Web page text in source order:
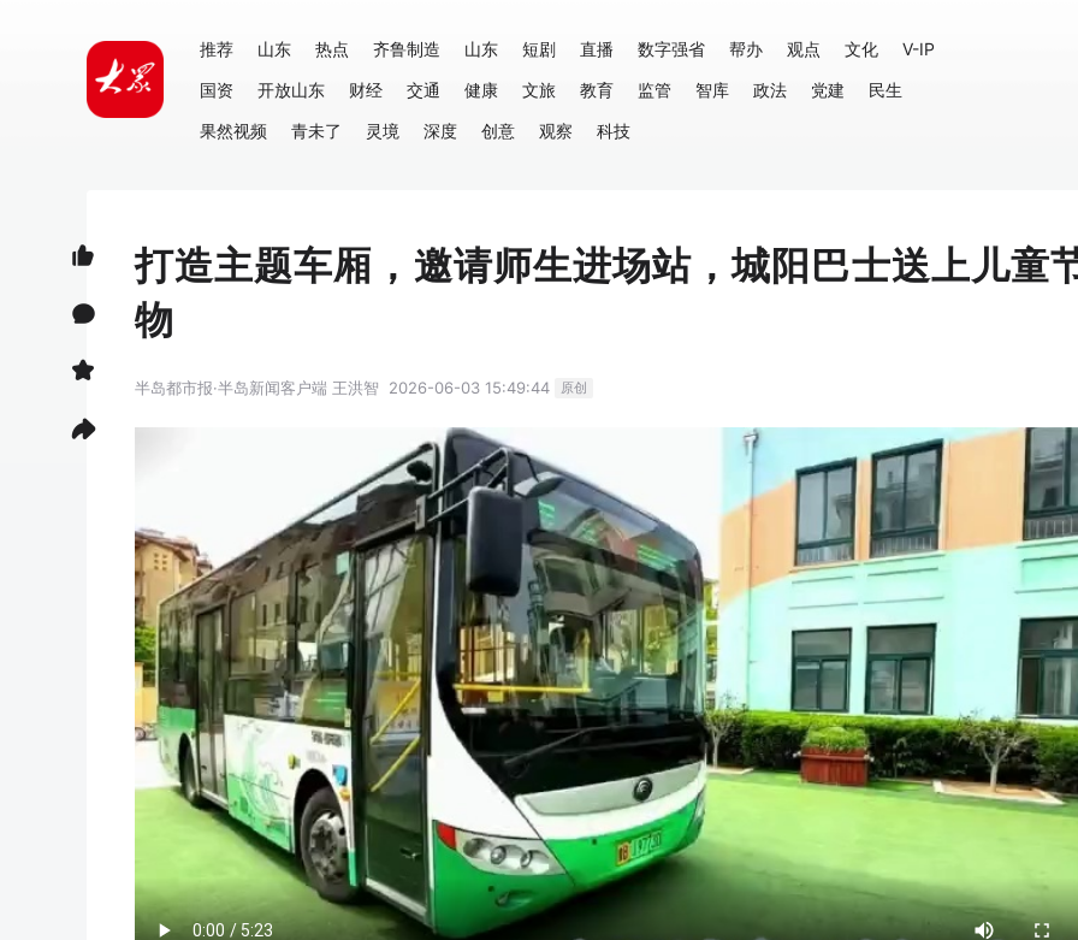
推荐 山东 热点 齐鲁制造 山东 短剧 直播 数字强省 帮办 观点 文化
V-IP
国资
开放山东 财经 交通 健康 文旅 教育 监管 智库 政法 党建
民生
果然视频
青未了 灵境 深度 创意 观察 科技
打造主题车厢，邀请师生进场站，城阳巴士送上儿童
物
半岛都市报·半岛新闻客户端 王洪智 2026-06-03 15:49:44 原创